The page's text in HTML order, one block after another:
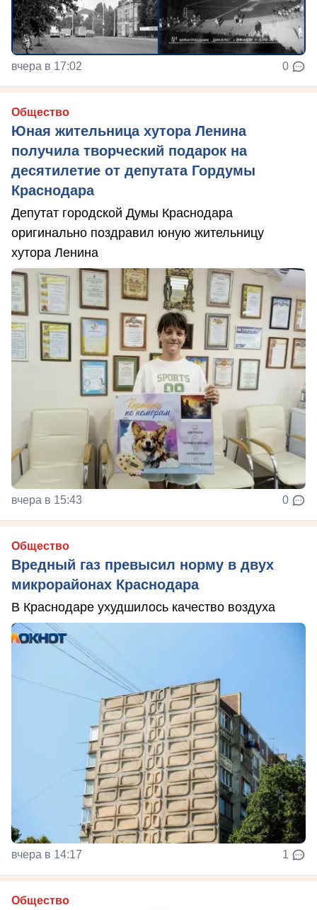
вчера в 17:02 0
Общество
Юная жительница хутора Ленина
получила творческий подарок на
десятилетие от депутата Гордумы
Краснодара
Депутат городской Думы Краснодара
оригинально поздравил юную жительницу
хутора Ленина
вчера в 15:43 0
Общество
Вредный газ превысил норму в двух
микрорайонах Краснодара
В Краснодаре ухудшилось качество воздуха
вчера в 14:17 1
Общество